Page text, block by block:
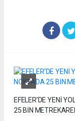
EFELER’DE YENİ
25 BİN